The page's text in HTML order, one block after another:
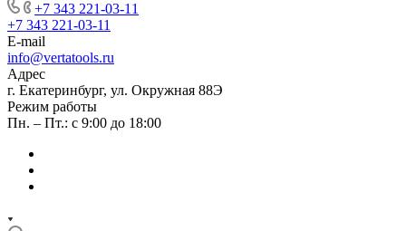
+7 343 221-03-11
+7 343 221-03-11
E-mail
info@vertatools.ru
Адрес
г. Екатеринбург, ул. Окружная 88Э
Режим работы
Пн. – Пт.: с 9:00 до 18:00